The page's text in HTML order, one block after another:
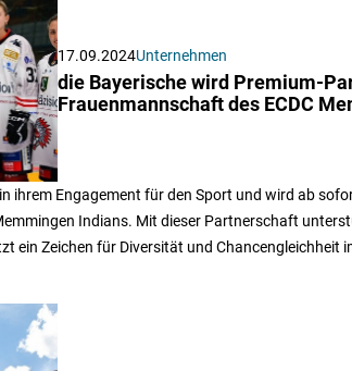
17.09.2024Unternehmen
die Bayerische wird Premium-
Frauenmannschaft des ECDC
ihrem Engagement für den Sport und wird ab
Indians. Mit dieser Partnerschaft
ein Zeichen für Diversität und Chancengleichheit